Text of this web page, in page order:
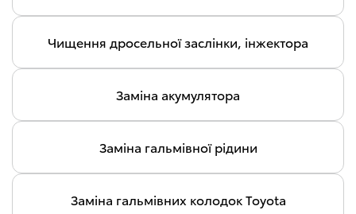
Чищення дросельної заслінки, інжектора
Заміна акумулятора
Заміна гальмівної рідини
Заміна гальмівних колодок Toyota